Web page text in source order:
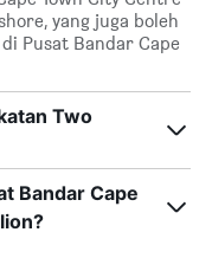
yang juga boleh
Pusat Bandar Cape
Two
Bandar Cape